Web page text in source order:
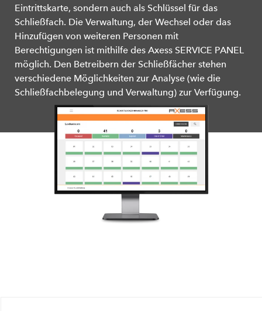
Eintrittskarte, sondern auch als Schlüssel für das
Schließfach. Die Verwaltung, der Wechsel oder das
Hinzufügen von weiteren Personen mit
Berechtigungen ist mithilfe des Axess SERVICE PANEL
möglich. Den Betreibern der Schließfächer stehen
verschiedene Möglichkeiten zur Analyse (wie die
Schließfachbelegung und Verwaltung) zur Verfügung.